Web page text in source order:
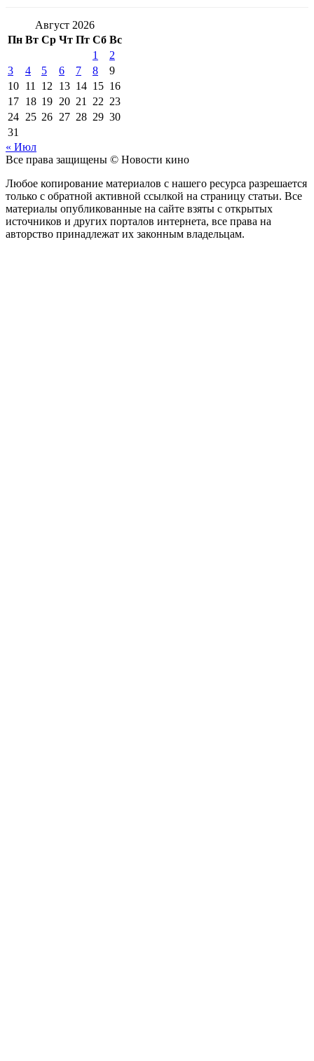
Август 2026
Пн Вт Ср Чт Пт Сб Вс
1
2
3
4 5 6 7 8
9
10 11 12 13 14 15 16
17 18 19 20 21 22 23
24 25 26 27 28 29 30
31
« Июл
Все права защищены © Новости кино
Любое копирование материалов с нашего ресурса разрешается
только с обратной активной ссылкой на страницу статьи. Все
материалы опубликованные на сайте взяты с открытых
источников и других порталов интернета, все права на
авторство принадлежат их законным владельцам.